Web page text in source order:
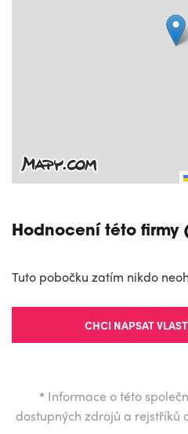
Hodnocení této firmy
Tuto pobočku zatím nikdo
CHCI NAPSAT
* Informace o této
dostupných zdrojů a rejstříků